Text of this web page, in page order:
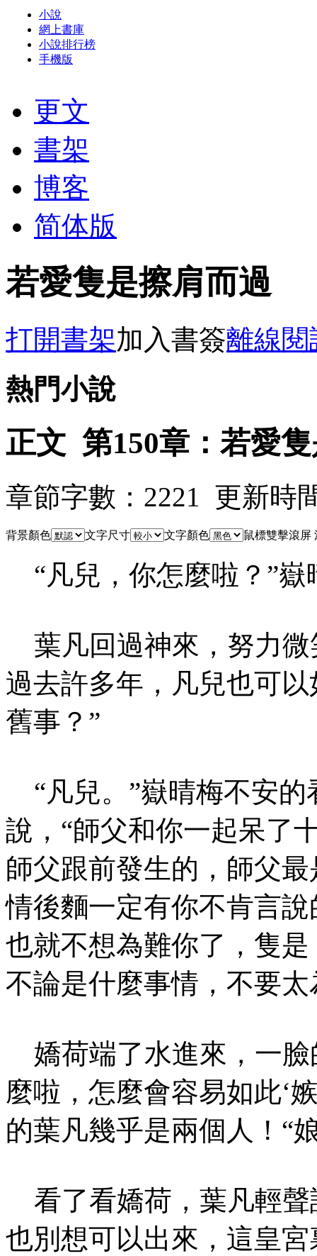
小說
網上書庫
小說排行榜
手機版
更文
書架
博客
简体版
若愛隻是擦肩而過
打開書架加入書簽離線閱
熱門小說
正文 第150章：若愛
章節字數：2221 更新時
背景顏色 文字尺寸 文字顏色 鼠標雙擊滾屏
“凡兒，你怎麼啦？”嶽
葉凡回過神來，努力微
過去許多年，凡兒也可
舊事？”
“凡兒。”嶽晴梅不安的
說，“師父和你一起呆了
師父跟前發生的，師父
情後麵一定有你不肯言
也就不想為難你了，隻
不論是什麼事情，不要太
嬌荷端了水進來，一臉
麼啦，怎麼會容易如此‘
的葉凡幾乎是兩個人！“
看了看嬌荷，葉凡輕聲
也別想可以出來，這皇